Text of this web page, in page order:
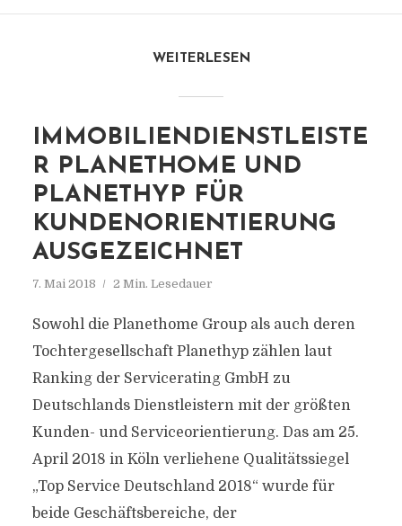
WEITERLESEN
IMMOBILIENDIENSTLEISTE
R PLANETHOME UND
PLANETHYP FÜR
KUNDENORIENTIERUNG
AUSGEZEICHNET
7. Mai 2018 2 Min. Lesedauer
Sowohl die Planethome Group als auch deren
Tochtergesellschaft Planethyp zählen laut
Ranking der Servicerating GmbH zu
Deutschlands Dienstleistern mit der größten
Kunden- und Serviceorientierung. Das am 25.
April 2018 in Köln verliehene Qualitätssiegel
„Top Service Deutschland 2018“ wurde für
beide Geschäftsbereiche, der